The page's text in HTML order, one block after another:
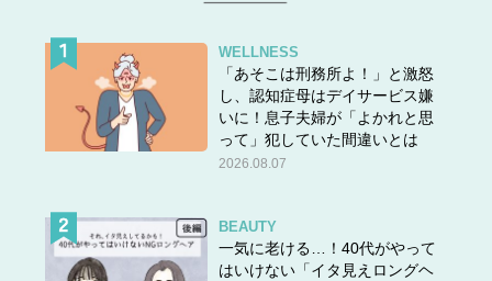
どうなのか、ドキドキしながら聞いてみました。
私「シニアカー、欲しくなった？」
父「…………」
私「ねーねー、欲しくなった？」
WELLNESS
「あそこは刑務所よ！」と激怒
し、認知症母はデイサービス嫌
いに！息子夫婦が「よかれと思
って」犯していた間違いとは
2026.08.07
BEAUTY
一気に老ける…！40代がやって
はいけない「イタ見えロングヘ